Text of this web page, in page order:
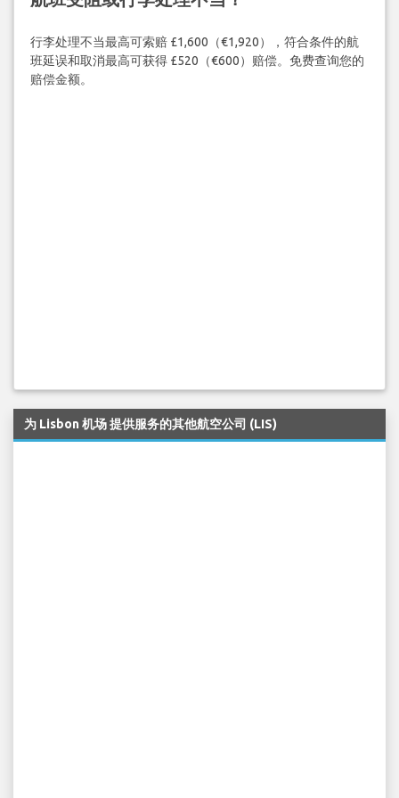
行李处理不当最高可索赔 £1,600（€1,920），符合条件的航
班延误和取消最高可获得 £520（€600）赔偿。免费查询您的
赔偿金额。
为 Lisbon 机场 提供服务的其他航空公司 (LIS)